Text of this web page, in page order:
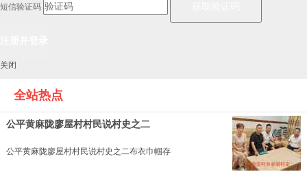
短信验证码
关闭
全站热点
公平黄麻陇廖屋村村民说村史之二
公平黄麻陇廖屋村村民说村史之二布衣巾帼存